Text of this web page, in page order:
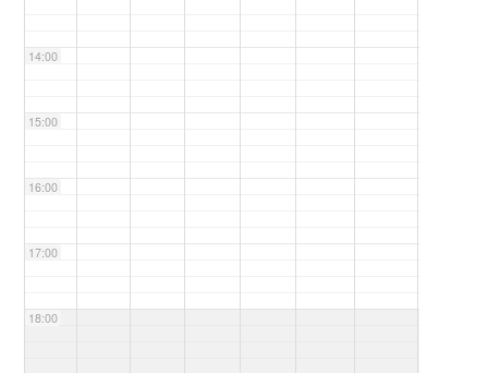
14:00
15:00
16:00
17:00
18:00